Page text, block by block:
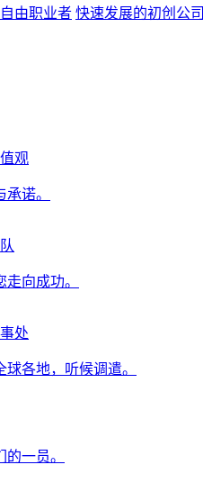
自由职业者 快速发展的初创公司
观
诺。
向成功。
处
各地，听候调遣。
一员。